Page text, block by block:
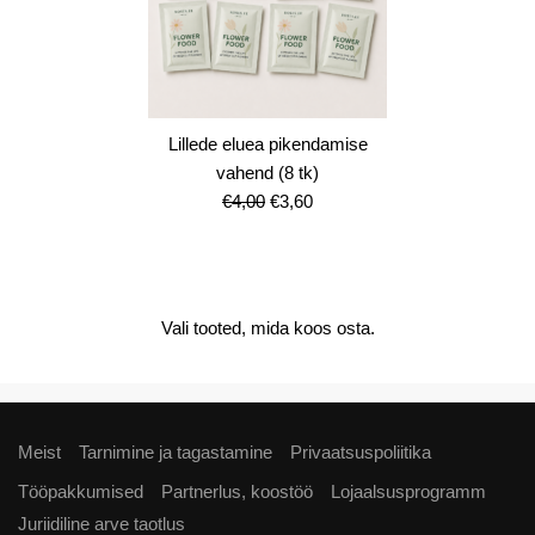
Lillede eluea pikendamise
vahend (8 tk)
€4,00 Algne
€3,60Current
Vali tooted, mida koos osta.
Meist Tarnimine ja tagastamine
Privaatsuspoliitika
Tööpakkumised
Partnerlus, koostöö
Lojaalsusprogramm
Juriidiline arve taotlus